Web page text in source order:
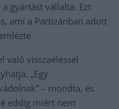
gyártást vállalta. Ezt
ami a Partizánban adott
való visszaéléssel
„Egy
– mondta, és
eddig miért nem